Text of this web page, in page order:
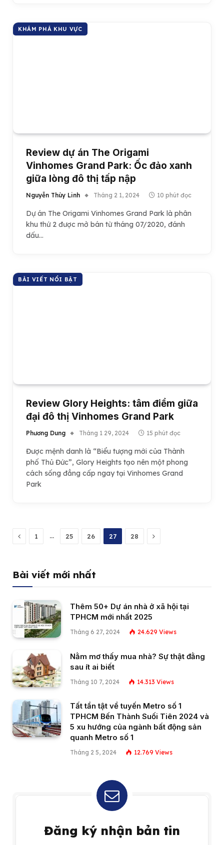
KHÁM PHÁ KHU VỰC
Review dự án The Origami
Vinhomes Grand Park: Ốc đảo xanh
giữa lòng đô thị tấp nập
Nguyễn Thùy Linh Tháng 2 1, 2024 10 phút đọc
Dự án The Origami Vinhomes Grand Park là phân
khu thứ 2 được mở bán từ tháng 07/2020, đánh
dấu…
BÀI VIẾT NỔI BẬT
Review Glory Heights: tâm điểm giữa
đại đô thị Vinhomes Grand Park
Phương Dung Tháng 1 29, 2024 15 phút đọc
Được mệnh danh là “Biểu tượng mới của Thành
phố Thủ Đức”, Glory Heights tạo nên một phong
cách sống đẳng cấp ngay tại Vinhomes Grand
Park
Previous
1 … 25 26 27 28 Next
Bài viết mới nhất
Thêm 50+ Dự án nhà ở xã hội tại
TPHCM mới nhất 2025
Tháng 6 27, 2024 24.629 Views
Nằm mơ thấy mua nhà? Sự thật đằng
sau ít ai biết
Tháng 10 7, 2024 14.313 Views
Tất tần tật về tuyến Metro số 1
TPHCM Bến Thành Suối Tiên 2024 và
5 xu hướng của ngành bất động sản
quanh Metro số 1
Tháng 2 5, 2024 12.769 Views
Đăng ký nhận bản tin